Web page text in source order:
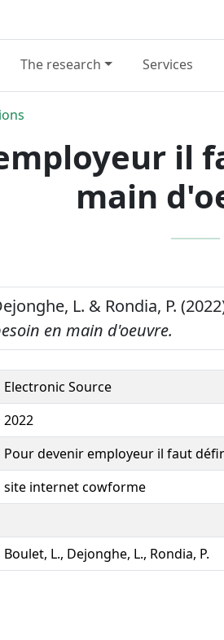
The research Services
il
main
L. & Rondia, P.
en main d'oeuvre.
Electronic Source
2022
Pour devenir employeur il faut
site internet cowforme
Boulet, L., Dejonghe, L., Rondia, P.